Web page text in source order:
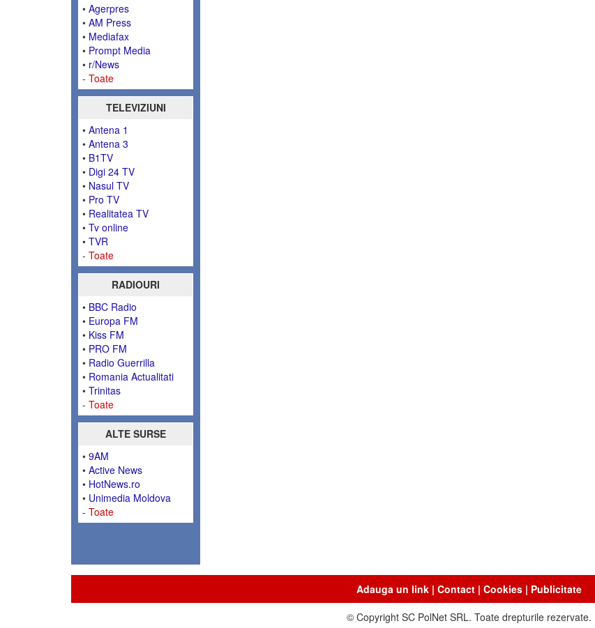
• Agerpres
• AM Press
• Mediafax
• Prompt Media
• r/News
- Toate
TELEVIZIUNI
• Antena 1
• Antena 3
• B1TV
• Digi 24 TV
• Nasul TV
• Pro TV
• Realitatea TV
• Tv online
• TVR
- Toate
RADIOURI
• BBC Radio
• Europa FM
• Kiss FM
• PRO FM
• Radio Guerrilla
• Romania Actualitati
• Trinitas
- Toate
ALTE SURSE
• 9AM
• Active News
• HotNews.ro
• Unimedia Moldova
- Toate
Adauga un link| Contact| Cookies| Publicitate
© Copyright SC PolNet SRL. Toate drepturile rezervate.